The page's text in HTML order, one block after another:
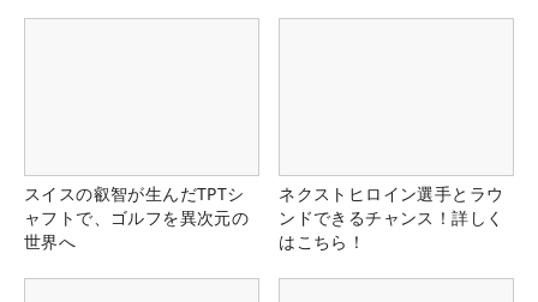
スイスの叡智が生んだTPTシ
ャフトで、ゴルフを異次元の
世界へ
ネクストヒロイン選手とラウ
ンドできるチャンス！詳しく
はこちら！